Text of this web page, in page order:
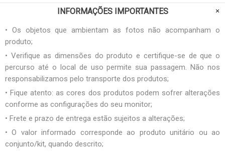
INFORMAÇÕES IMPORTANTES
• Os objetos que ambientam as fotos não acompanham o
produto;
• Verifique as dimensões do produto e certifique-se de que o
percurso até o local de uso permite sua passagem. Não nos
responsabilizamos pelo transporte dos produtos;
• Fique atento: as cores dos produtos podem sofrer alterações
conforme as configurações do seu monitor;
• Frete e prazo de entrega estão sujeitos a alterações;
• O valor informado corresponde ao produto unitário ou ao
conjunto/kit, quando descrito;